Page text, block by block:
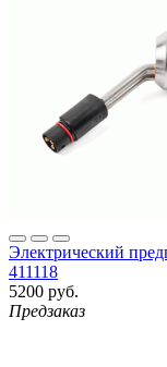
Электрический
411118
5200 руб.
Предзаказ